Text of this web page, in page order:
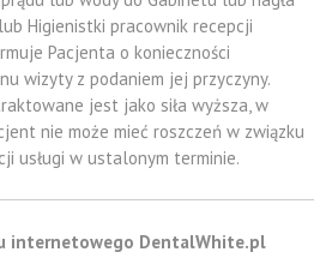
Higienistki pracownik recepcji
Pacjenta o konieczności
wizyty z podaniem jej przyczyny.
jest jako siła wyższa, w
nie może mieć roszczeń w związku
usługi w ustalonym terminie.
internetowego DentalWhite.pl